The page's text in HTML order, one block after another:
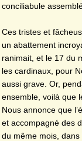
conciliabule
Ces tristes et
un abattement
ranimait, et le 17 du
les cardinaux, pour
aussi grave. Or,
ensemble, voilà que
Nous annonce que
et accompagné des
du même mois,